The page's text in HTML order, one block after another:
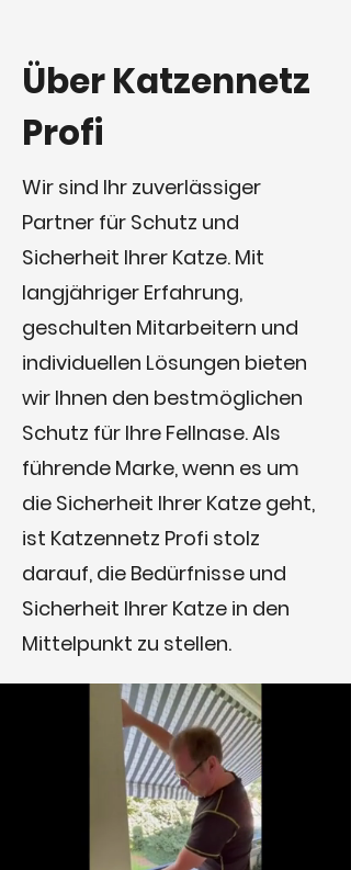
Über Katzennetz
Profi
Wir sind Ihr zuverlässiger
Partner für Schutz und
Sicherheit Ihrer Katze. Mit
langjähriger Erfahrung,
geschulten Mitarbeitern und
individuellen Lösungen bieten
wir Ihnen den bestmöglichen
Schutz für Ihre Fellnase. Als
führende Marke, wenn es um
die Sicherheit Ihrer Katze geht,
ist Katzennetz Profi stolz
darauf, die Bedürfnisse und
Sicherheit Ihrer Katze in den
Mittelpunkt zu stellen.